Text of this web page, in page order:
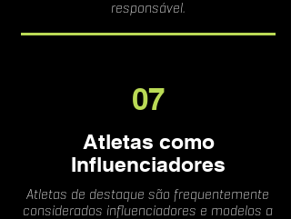
responsável.
07
Atletas como
Influenciadores
Atletas de destaque são frequentemente
considerados influenciadores e modelos a